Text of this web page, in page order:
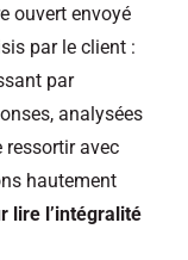
ouvert envoyé
par le client :
par
analysées
ressortir avec
hautement
lire l’intégralité